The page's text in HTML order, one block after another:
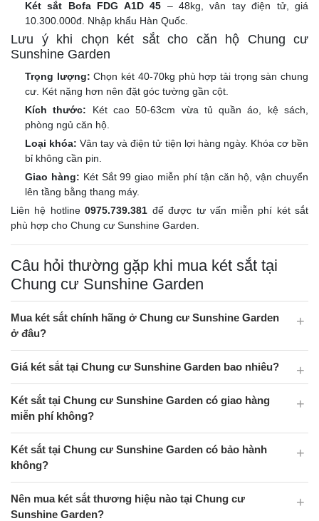
Két sắt Bofa FDG A1D 45 – 48kg, vân tay điện tử, giá
10.300.000đ. Nhập khẩu Hàn Quốc.
Lưu ý khi chọn két sắt cho căn hộ Chung cư
Sunshine Garden
Trọng lượng: Chọn két 40-70kg phù hợp tải trọng sàn chung
cư. Két nặng hơn nên đặt góc tường gần cột.
Kích thước: Két cao 50-63cm vừa tủ quần áo, kệ sách,
phòng ngủ căn hộ.
Loại khóa: Vân tay và điện tử tiện lợi hàng ngày. Khóa cơ bền
bỉ không cần pin.
Giao hàng: Két Sắt 99 giao miễn phí tận căn hộ, vận chuyển
lên tầng bằng thang máy.
Liên hệ hotline0975.739.381 để được tư vấn miễn phí két sắt
phù hợp cho Chung cư Sunshine Garden.
Câu hỏi thường gặp khi mua két sắt tại
Chung cư Sunshine Garden
Mua két sắt chính hãng ở Chung cư Sunshine Garden
ở đâu?
Giá két sắt tại Chung cư Sunshine Garden bao nhiêu?
Két sắt tại Chung cư Sunshine Garden có giao hàng
miễn phí không?
Két sắt tại Chung cư Sunshine Garden có bảo hành
không?
Nên mua két sắt thương hiệu nào tại Chung cư
Sunshine Garden?